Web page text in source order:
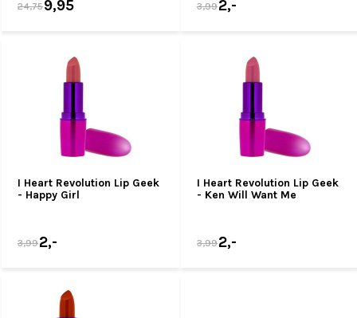
24,759,95 3,992,-
I Heart Revolution Lip Geek
- Happy Girl
3,992,-
I Heart Revolution Lip Geek
- Ken Will Want Me
3,992,-